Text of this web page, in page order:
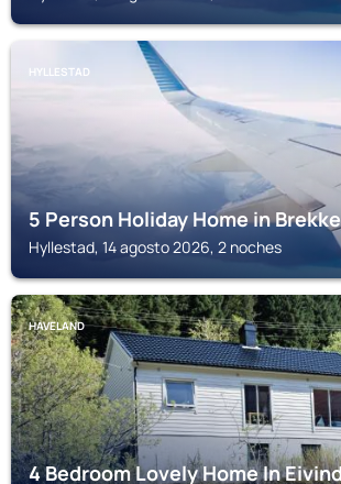
HYLLESTAD
5 Person Holiday Home in Brekke
Hyllestad, 14 agosto 2026, 2 noches
HAVELAND
4 Bedroom Lovely Home In